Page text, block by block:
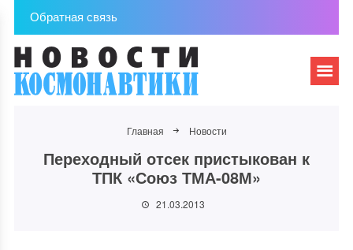
Обратная связь
Главная Новости
Переходный отсек пристыкован к
ТПК «Союз ТМА-08М»
21.03.2013